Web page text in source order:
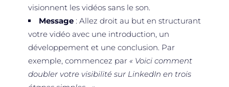
visionnent les vidéos sans le son.
Message: Allez droit au but en structurant
votre vidéo avec une introduction, un
développement et une conclusion. Par
exemple, commencez par « Voici comment
doubler votre visibilité sur LinkedIn en trois